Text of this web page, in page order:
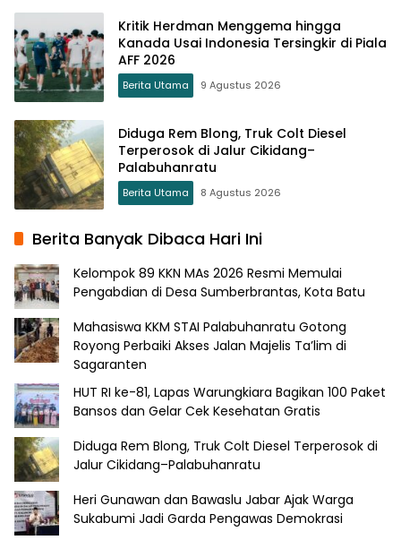
Kritik Herdman Menggema hingga
Kanada Usai Indonesia Tersingkir di Piala
AFF 2026
Berita Utama 9 Agustus 2026
Diduga Rem Blong, Truk Colt Diesel
Terperosok di Jalur Cikidang–
Palabuhanratu
Berita Utama 8 Agustus 2026
Berita Banyak Dibaca Hari Ini
Kelompok 89 KKN MAs 2026 Resmi Memulai
Pengabdian di Desa Sumberbrantas, Kota Batu
Mahasiswa KKM STAI Palabuhanratu Gotong
Royong Perbaiki Akses Jalan Majelis Ta’lim di
Sagaranten
HUT RI ke-81, Lapas Warungkiara Bagikan 100 Paket
Bansos dan Gelar Cek Kesehatan Gratis
Diduga Rem Blong, Truk Colt Diesel Terperosok di
Jalur Cikidang–Palabuhanratu
Heri Gunawan dan Bawaslu Jabar Ajak Warga
Sukabumi Jadi Garda Pengawas Demokrasi